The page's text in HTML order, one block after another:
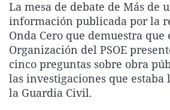
La mesa de debate de Más de
información publicada por la
Onda Cero que demuestra que
Organización del PSOE
cinco preguntas sobre obra
las investigaciones que estaba
la Guardia Civil.